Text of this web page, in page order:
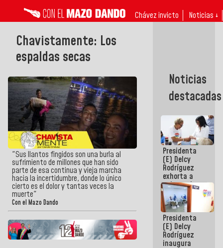
Chávez invicto Noticias ↓
Chavistamente: Los
espaldas secas
"Sus llantos fingidos son una burla al
sufrimiento de millones que han sido
parte de esa continua y vieja marcha
hacia la incertidumbre, donde lo único
cierto es el dolor y tantas veces la
muerte"
Con el Mazo Dando
Noticias
destacadas
Presidenta
(E) Delcy
Rodríguez
exhorta a
gobernadores
y alcaldes a
edificar
casas para
abuelos
Presidenta
(E) Delcy
Rodríguez
inaugura